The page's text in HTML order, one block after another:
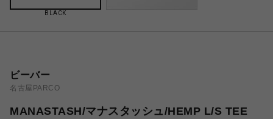
BLACK
ビーバー
名古屋PARCO
MANASTASH/マナスタッシュ/HEMP L/S TEE